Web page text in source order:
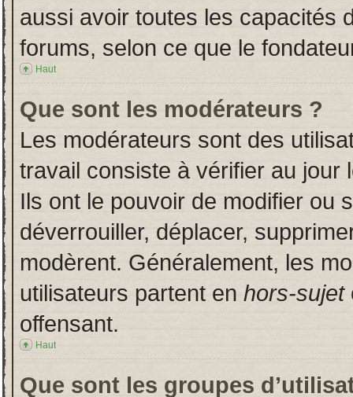
aussi avoir toutes les capacités
forums, selon ce que le
Haut
Que sont les modérateurs ?
Les modérateurs sont des
travail consiste à vérifier au jour
Ils ont le pouvoir de modifier ou
déverrouiller, déplacer,
modèrent. Généralement, les
utilisateurs partent en hors-sujet
offensant.
Haut
Que sont les groupes